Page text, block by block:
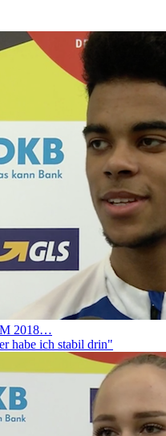
2018…
habe ich stabil drin"